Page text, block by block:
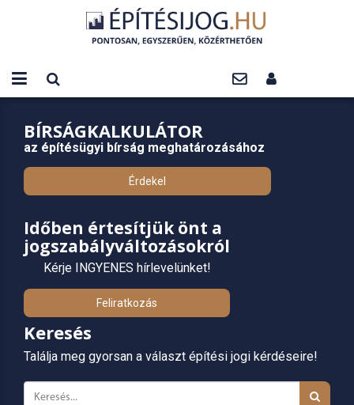
BÍRSÁGKALKULÁTOR
az építésügyi bírság meghatározásához
Érdekel
Időben értesítjük önt a
jogszabályváltozásokról
Kérje INGYENES hírlevelünket!
Feliratkozás
Keresés
Találja meg gyorsan a választ építési jogi kérdéseire!